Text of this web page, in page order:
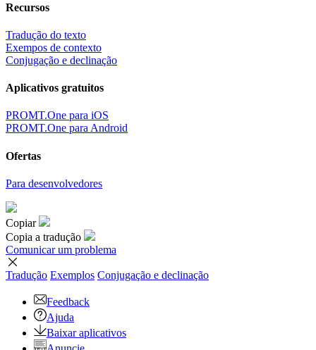
Recursos
Tradução do texto
Exempos de contexto
Conjugação e declinação
Aplicativos gratuitos
PROMT.One para iOS
PROMT.One para Android
Ofertas
Para desenvolvedores
Copiar
Copia a tradução
Comunicar um problema
Tradução Exemplos Conjugação e declinação
Feedback
Ajuda
Baixar aplicativos